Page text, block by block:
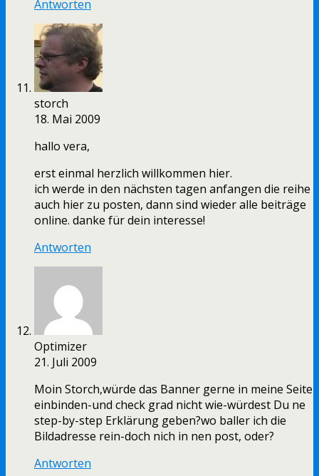
Antworten
storch
18. Mai 2009
hallo vera,
erst einmal herzlich willkommen hier.
ich werde in den nächsten tagen anfangen die reihe
auch hier zu posten, dann sind wieder alle beiträge
online. danke für dein interesse!
Antworten
Optimizer
21. Juli 2009
Moin Storch,würde das Banner gerne in meine Seite
einbinden-und check grad nicht wie-würdest Du ne
step-by-step Erklärung geben?wo baller ich die
Bildadresse rein-doch nich in nen post, oder?
Antworten